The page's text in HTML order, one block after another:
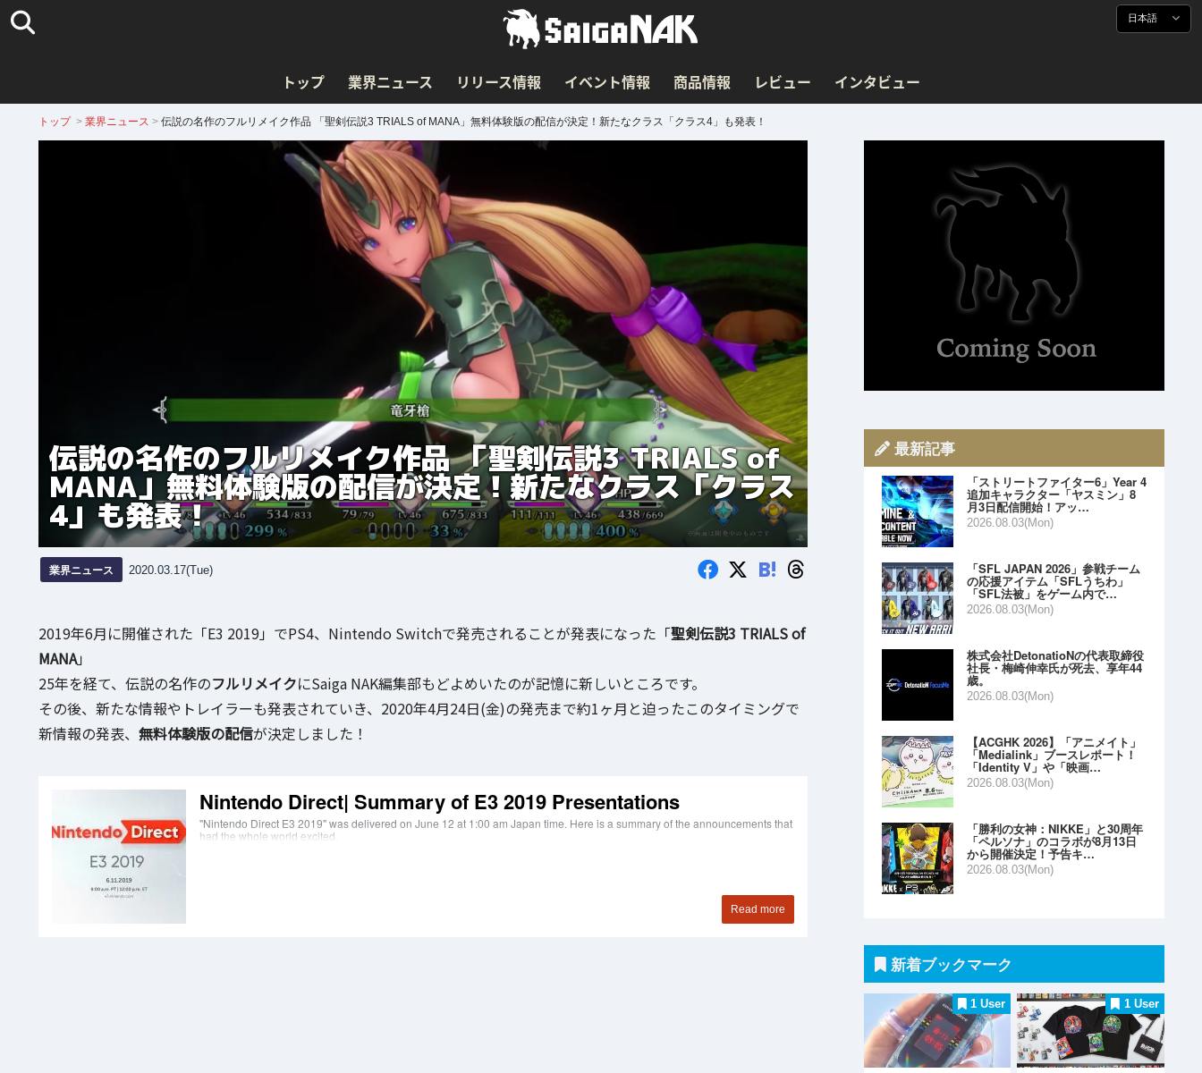
日本語
トップ 業界ニュース リリース情報 イベント情報 商品情報 レビュー インタビュー
トップ > 業界ニュース > 伝説の名作のフルリメイク作品 「聖剣伝説3 TRIALS of MANA」無料体験版の配信が決定！新たなクラス「クラス4」も発表！
伝説の名作のフルリメイク作品 「聖剣伝説3 TRIALS of
MANA」無料体験版の配信が決定！新たなクラス「クラス
4」も発表！
業界ニュース 2020.03.17(Tue) B!
2019年6月に開催された「E3 2019」でPS4、Nintendo Switchで発売されることが発表になった「聖剣伝説3 TRIALS of
MANA」
25年を経て、伝説の名作のフルリメイクにSaiga NAK編集部もどよめいたのが記憶に新しいところです。
その後、新たな情報やトレイラーも発表されていき、2020年4月24日(金)の発売まで約1ヶ月と迫ったこのタイミングで
新情報の発表、 無料体験版の配信が決定しました！
最新記事
「ストリートファイター6」Year 4
追加キャラクター「ヤスミン」8
月3日配信開始！アッ…
2026.08.03(Mon)
「SFL JAPAN 2026」参戦チーム
の応援アイテム「SFLうちわ」
「SFL法被」をゲーム内で…
2026.08.03(Mon)
株式会社DetonatioNの代表取締役
社長・梅崎伸幸氏が死去、享年44
歳。
2026.08.03(Mon)
【ACGHK 2026】「アニメイト」
「Medialink」ブースレポート！
「Identity V」や「映画…
2026.08.03(Mon)
「勝利の女神：NIKKE」と30周年
「ペルソナ」のコラボが8月13日
から開催決定！予告キ…
2026.08.03(Mon)
新着ブックマーク
1 User 1 User